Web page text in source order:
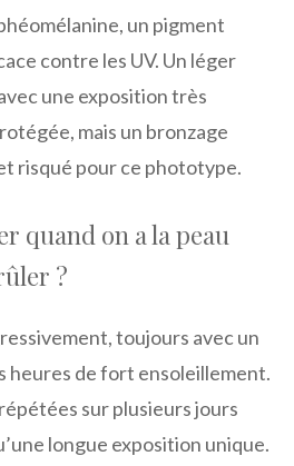
un pigment
contre les UV. Un léger
une exposition très
mais un bronzage
risqué pour ce phototype.
quand on a la peau
?
toujours avec un
heures de fort ensoleillement.
sur plusieurs jours
longue exposition unique.